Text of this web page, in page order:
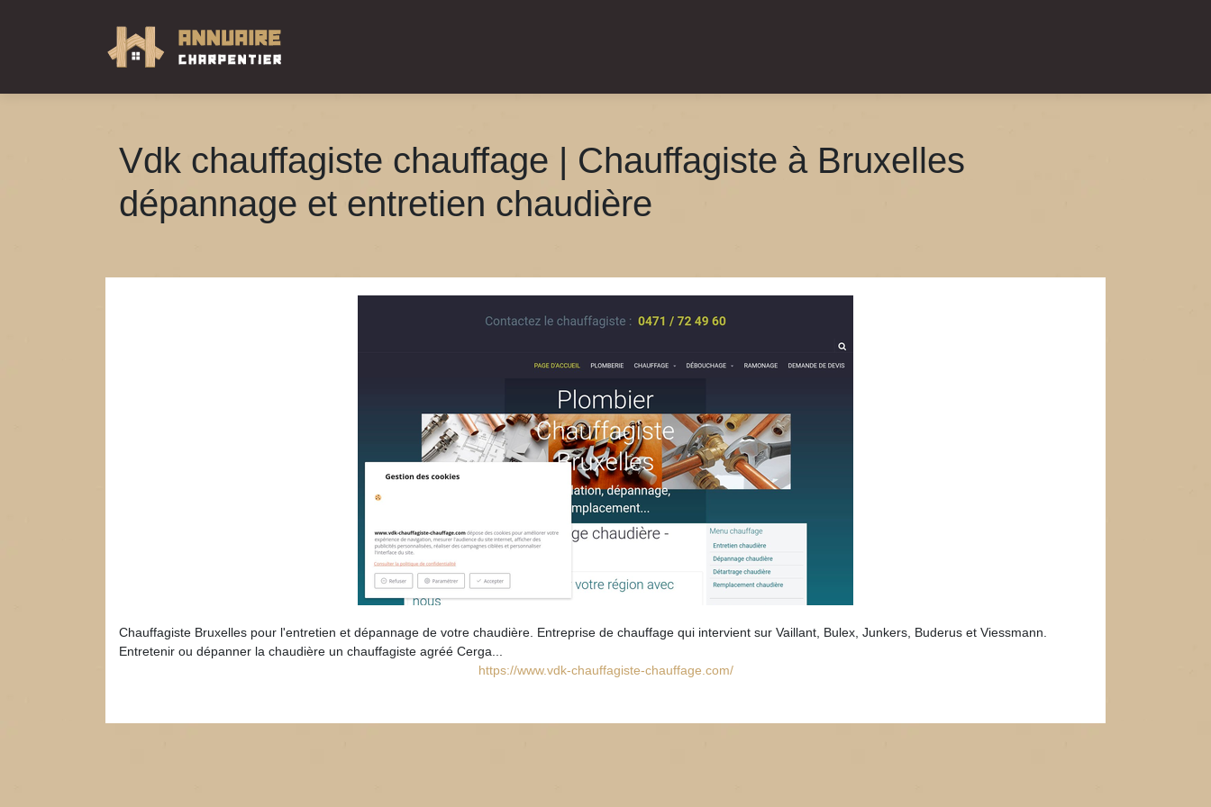
Vdk chauffa­giste chauffage | Chauffa­giste à Bruxelles
dépannage et entretien chaudière
Chauffagiste Bruxelles pour l'entretien et dépannage de votre chaudière. Entreprise de chauffage qui intervient sur Vaillant, Bulex, Junkers, Buderus et Viessmann.
Entretenir ou dépanner la chaudière un chauffagiste agréé Cerga...
https://www.vdk-chauffagiste-chauffage.com/